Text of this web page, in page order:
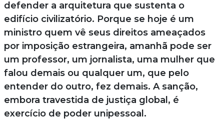
defender a arquitetura que sustenta o
edifício civilizatório. Porque se hoje é um
ministro quem vê seus direitos ameaçados
por imposição estrangeira, amanhã pode ser
um professor, um jornalista, uma mulher que
falou demais ou qualquer um, que pelo
entender do outro, fez demais. A sanção,
embora travestida de justiça global, é
exercício de poder unipessoal.